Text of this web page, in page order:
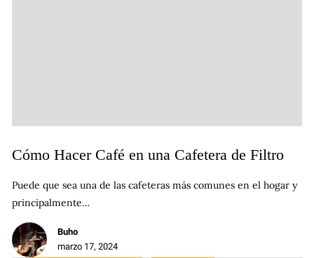
Cómo Hacer Café en una Cafetera de Filtro
Puede que sea una de las cafeteras más comunes en el hogar y
principalmente…
Buho
marzo 17, 2024